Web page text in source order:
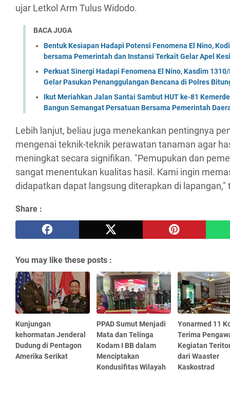
ujar Letkol Arm Tulus Widodo.
BACA JUGA
Bentuk Kesiapan Hadapi Potensi Fenomena El Nino,
bersama Pemerintah dan Instansi Terkait Gelar Apel
Perkuat Sinergi Hadapi Fenomena El Nino, Kasdim
Gelar Pasukan Penanggulangan Bencana di Polres
Ikut Meriahkan Jalan Santai Sambut HUT ke-81
Bangun Semangat Persatuan Bersama Pemerintah
Lebih lanjut, beliau juga menekankan pentingnya
mengenai teknik-teknik perawatan tanaman agar
meningkat secara signifikan. "Pemupukan dan
sangat menentukan kualitas hasil. Kami ingin
didapatkan dapat langsung diterapkan di lapangan,"
Share :
You may like these posts :
Kunjungan
kehormatan Jenderal
Dudung di Pentagon
Amerika Serikat
PPAD Sumut Menjadi
Mata dan Telinga
Kodam I BB dalam
Menciptakan
Kondusifitas Wilayah
Yonarmed 11
Terima
Kegiatan
dari Waaster
Kaskostrad